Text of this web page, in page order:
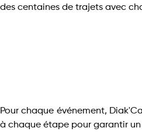
des centaines de trajets avec
Pour chaque événement,
à chaque étape pour garantir